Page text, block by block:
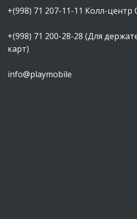
+(998) 71 207-11-11 Колл-центр
+(998) 71 200-28-28 (Для
карт)
info@playmobile